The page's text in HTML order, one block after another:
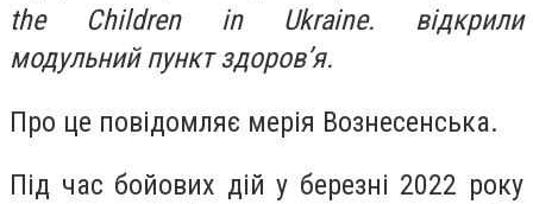
the Children in Ukraine. відкрили
модульний пункт здоров’я.
Про це повідомляє мерія Вознесенська.
Під час бойових дій у березні 2022 року